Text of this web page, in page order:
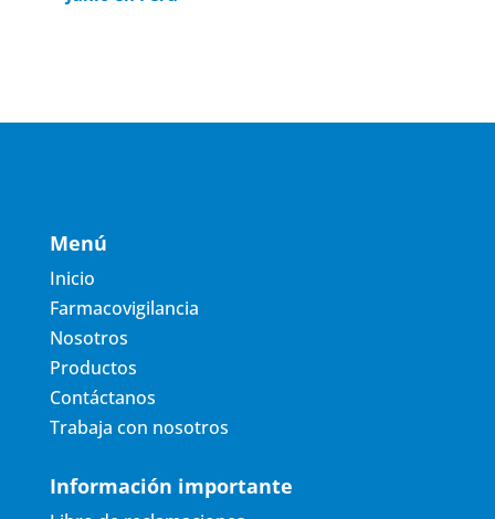
Menú
Inicio
Farmacovigilancia
Nosotros
Productos
Contáctanos
Trabaja con nosotros
Información importante